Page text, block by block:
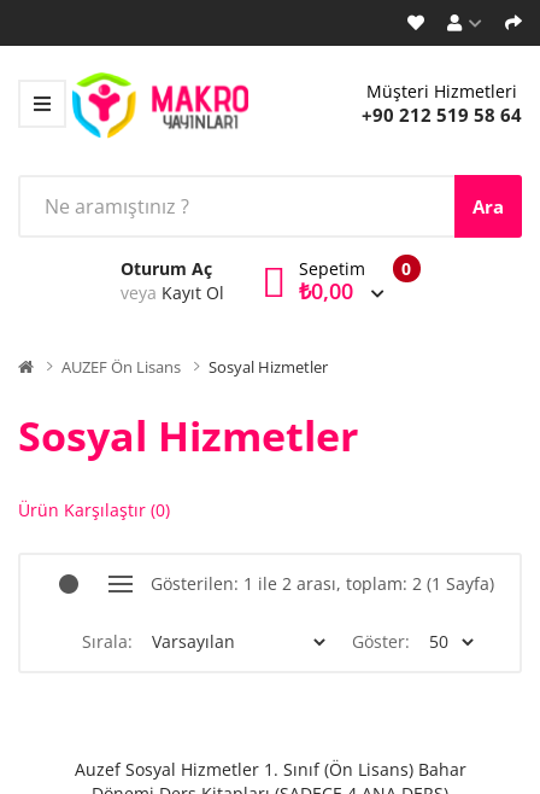
Müşteri Hizmetleri
+90 212 519 58 64
Ara
Oturum Aç
veya Kayıt Ol
0
Sepetim
₺0,00
AUZEF Ön Lisans Sosyal Hizmetler
Sosyal Hizmetler
Ürün Karşılaştır (0)
Gösterilen: 1 ile 2 arası, toplam: 2 (1 Sayfa)
Sırala: Göster:
Auzef Sosyal Hizmetler 1. Sınıf (Ön Lisans) Bahar